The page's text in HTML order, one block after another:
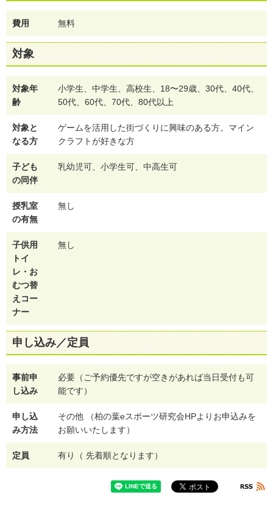
費用 無料
対象
対象年
齢
小学生、中学生、高校生、18〜29歳、30代、40代、
50代、60代、70代、80代以上
対象と
なる方
ゲームを活用した街づくりに興味のある方。マイン
クラフトが好きな方
子ども
の同伴
乳幼児可、小学生可、中高生可
授乳室
の有無
無し
子供用
トイ
レ・お
むつ替
えコー
ナー
無し
申し込み／定員
事前申
し込み
必要（ご予約優先ですが空きがあれば当日受付も可
能です）
申し込
み方法
その他 （柏の葉eスポーツ研究会HPよりお申込みを
お願いいたします）
定員 有り（ 先着順となります）